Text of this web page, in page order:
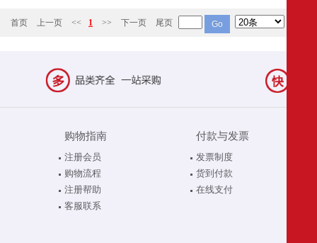
首页 上一页 << 1 >> 下一页 尾页
购物指南
注册会员
购物流程
注册帮助
客服联系
付款与发票
发票制度
货到付款
在线支付